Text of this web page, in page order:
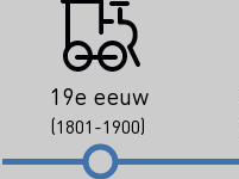
19e eeuw
(1801-1900)